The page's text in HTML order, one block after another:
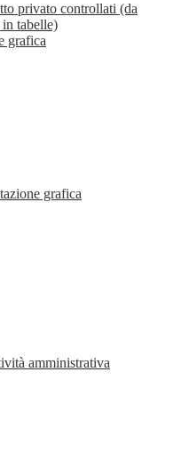
privato controllati (da
tabelle)
grafica
grafica
amministrativa